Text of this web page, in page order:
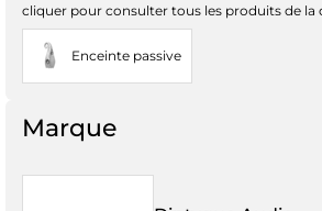
cliquer pour consulter tous les produits de la
Enceinte passive
Marque